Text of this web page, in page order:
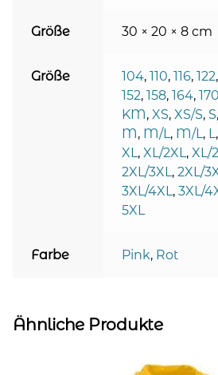
Größe 30 × 20 × 8 cm
Größe 104, 110, 116, 122,
152, 158, 164, 170
KM, XS, XS/S, S,
M, M/L, M/L, L,
XL, XL/2XL, XL/
2XL/3XL, 2XL/
3XL/4XL, 3XL/
5XL
Farbe Pink, Rot
Ähnliche Produkte